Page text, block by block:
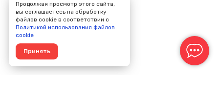
Продолжая просмотр этого сайта,
вы соглашаетесь на обработку
файлов cookie в соответствии с
Политикой использования файлов
cookie
Принять